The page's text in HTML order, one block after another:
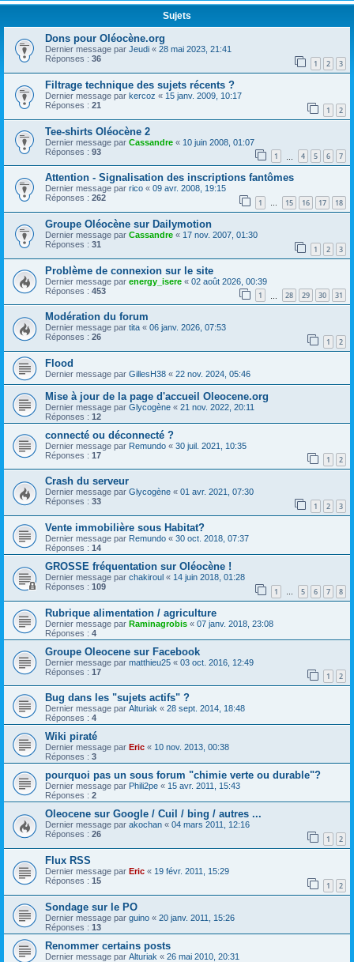
Sujets
Dons pour Oléocène.org
Dernier message par Jeudi « 28 mai 2023, 21:41
Réponses : 36 1 2 3
Filtrage technique des sujets récents ?
Dernier message par kercoz « 15 janv. 2009, 10:17
Réponses : 21 1 2
Tee-shirts Oléocène 2
Dernier message par Cassandre « 10 juin 2008, 01:07
Réponses : 93 1 4 5 6 7
Attention - Signalisation des inscriptions fantômes
Dernier message par rico « 09 avr. 2008, 19:15
Réponses : 262 1 … 15 16 17 18
Groupe Oléocène sur Dailymotion
Dernier message par Cassandre « 17 nov. 2007, 01:30
Réponses : 31 1 2 3
Problème de connexion sur le site
Dernier message par energy_isere « 02 août 2026, 00:39
Réponses : 453 1 28 29 30 31
Modération du forum
Dernier message par tita « 06 janv. 2026, 07:53
Réponses : 26 1 2
Flood
Dernier message par GillesH38 « 22 nov. 2024, 05:46
Mise à jour de la page d'accueil Oleocene.org
Dernier message par Glycogène « 21 nov. 2022, 20:11
Réponses : 12
connecté ou déconnecté ?
Dernier message par Remundo « 30 juil. 2021, 10:35
Réponses : 17 1 2
Crash du serveur
Dernier message par Glycogène « 01 avr. 2021, 07:30
Réponses : 33 1 2 3
Vente immobilière sous Habitat?
Dernier message par Remundo « 30 oct. 2018, 07:37
Réponses : 14
GROSSE fréquentation sur Oléocène !
Dernier message par chakiroul « 14 juin 2018, 01:28
Réponses : 109 1 … 5 6 7 8
Rubrique alimentation / agriculture
Dernier message par Raminagrobis « 07 janv. 2018, 23:08
Réponses : 4
Groupe Oleocene sur Facebook
Dernier message par matthieu25 « 03 oct. 2016, 12:49
Réponses : 17 1 2
Bug dans les "sujets actifs" ?
Dernier message par Alturiak « 28 sept. 2014, 18:48
Réponses : 4
Wiki piraté
Dernier message par Eric « 10 nov. 2013, 00:38
Réponses : 3
pourquoi pas un sous forum "chimie verte ou durable"?
Dernier message par Phili2pe « 15 avr. 2011, 15:43
Réponses : 2
Oleocene sur Google / Cuil / bing / autres ...
Dernier message par akochan « 04 mars 2011, 12:16
Réponses : 26 1 2
Flux RSS
Dernier message par Eric « 19 févr. 2011, 15:29
Réponses : 15 1 2
Sondage sur le PO
Dernier message par guino « 20 janv. 2011, 15:26
Réponses : 13
Renommer certains posts
Dernier message par Alturiak « 26 mai 2010, 20:31